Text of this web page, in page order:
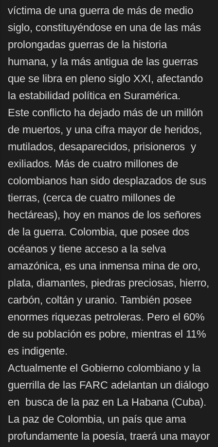
víctima de una guerra de más de medio
siglo, constituyéndose en una de las más
prolongadas guerras de la historia
humana, y la más antigua de las guerras
que se libra en pleno siglo XXI, afectando
la estabilidad política en Suramérica.
Este conflicto ha dejado más de un millón
de muertos, y una cifra mayor de heridos,
mutilados, desaparecidos, prisioneros y
exiliados. Más de cuatro millones de
colombianos han sido desplazados de sus
tierras, (cerca de cuatro millones de
hectáreas), hoy en manos de los señores
de la guerra. Colombia, que posee dos
océanos y tiene acceso a la selva
amazónica, es una inmensa mina de oro,
plata, diamantes, piedras preciosas, hierro,
carbón, coltán y uranio. También posee
enormes riquezas petroleras. Pero el 60%
de su población es pobre, mientras el 11%
es indigente.
Actualmente el Gobierno colombiano y la
guerrilla de las FARC adelantan un diálogo
en busca de la paz en La Habana (Cuba).
La paz de Colombia, un país que ama
profundamente la poesía, traerá una mayor